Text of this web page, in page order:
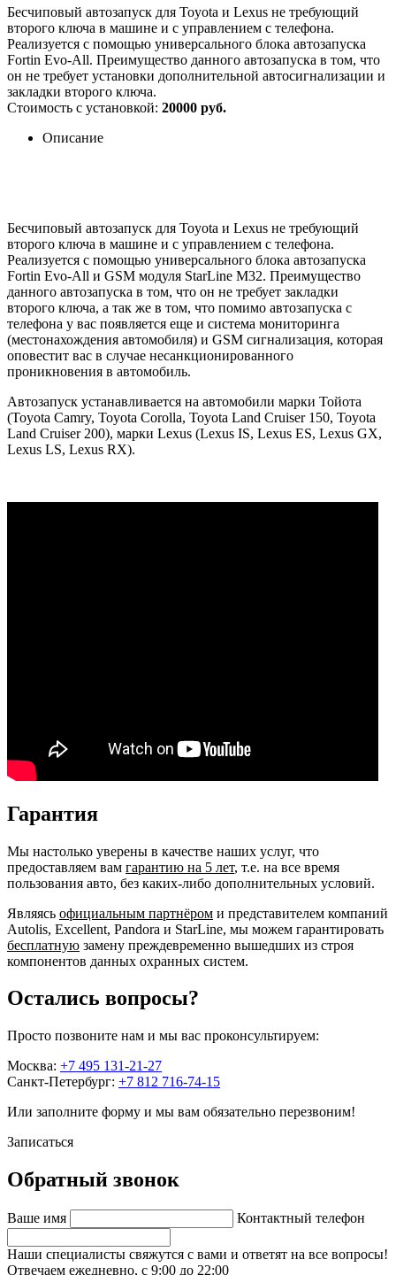
Бесчиповый автозапуск для Toyota и Lexus не требующий
второго ключа в машине и с управлением с телефона.
Реализуется с помощью универсального блока автозапуска
Fortin Evo-All. Преимущество данного автозапуска в том, что
он не требует установки дополнительной автосигнализации и
закладки второго ключа.
Стоимость с установкой: 20000 руб.
Описание
Бесчиповый автозапуск для Toyota и Lexus не требующий
второго ключа в машине и с управлением с телефона.
Реализуется с помощью универсального блока автозапуска
Fortin Evo-All и GSM модуля StarLine M32. Преимущество
данного автозапуска в том, что он не требует закладки
второго ключа, а так же в том, что помимо автозапуска с
телефона у вас появляется еще и система мониторинга
(местонахождения автомобиля) и GSM сигнализация, которая
оповестит вас в случае несанкционированного
проникновения в автомобиль.
Автозапуск устанавливается на автомобили марки Тойота
(Toyota Camry, Toyota Corolla, Toyota Land Cruiser 150, Toyota
Land Cruiser 200), марки Lexus (Lexus IS, Lexus ES, Lexus GX,
Lexus LS, Lexus RX).
Гарантия
Мы настолько уверены в качестве наших услуг, что
предоставляем вам гарантию на 5 лет, т.е. на все время
пользования авто, без каких-либо дополнительных условий.
Являясь официальным партнёром и представителем компаний
Autolis, Excellent, Pandora и StarLine, мы можем гарантировать
бесплатную замену преждевременно вышедших из строя
компонентов данных охранных систем.
Остались вопросы?
Просто позвоните нам и мы вас проконсультируем:
Москва: +7 495 131-21-27
Санкт-Петербург: +7 812 716-74-15
Или заполните форму и мы вам обязательно перезвоним!
Записаться
Обратный звонок
Ваше имя Контактный телефон
Наши специалисты свяжутся с вами и ответят на все вопросы!
Отвечаем ежедневно, с 9:00 до 22:00